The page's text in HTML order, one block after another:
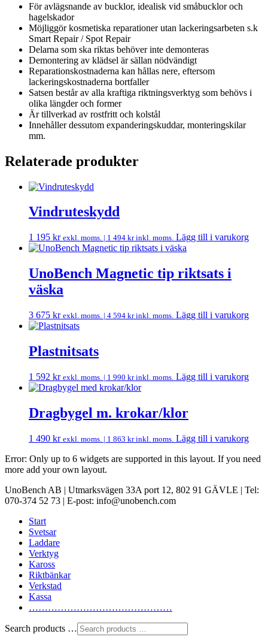
För avlägsnande av bucklor, idealisk vid småbucklor och
hagelskador
Möjliggör kosmetiska reparationer utan lackeringsarbeten s.k
Smart Repair / Spot Repair
Delarna som ska riktas behöver inte demonteras
Demontering av klädsel är sällan nödvändigt
Reparationskostnaderna kan hållas nere, eftersom
lackeringskostnaderna bortfaller
Satsen består av alla kraftiga riktningsverktyg som behövs i
olika längder och former
Är tillverkad av rostfritt och kolstål
Innehåller dessutom expanderingskuddar, monteringskilar
mm.
Relaterade produkter
Vindruteskydd
1 195 kr exkl. moms. | 1 494 krinkl. moms. Lägg till i varukorg
UnoBench Magnetic tip riktsats i
väska
3 675 kr exkl. moms. | 4 594 krinkl. moms. Lägg till i varukorg
Plastnitsats
1 592 kr exkl. moms. | 1 990 krinkl. moms. Lägg till i varukorg
Dragbygel m. krokar/klor
1 490 kr exkl. moms. | 1 863 krinkl. moms. Lägg till i varukorg
Error: Only up to 6 widgets are supported in this layout. If you need
more add your own layout.
UnoBench AB | Utmarksvägen 33A port 12, 802 91 GÄVLE | Tel:
070-374 52 73 | E-post: info@unobench.com
Start
Svetsar
Laddare
Verktyg
Kaross
Riktbänkar
Verkstad
Kassa
………………………………………
Search products …